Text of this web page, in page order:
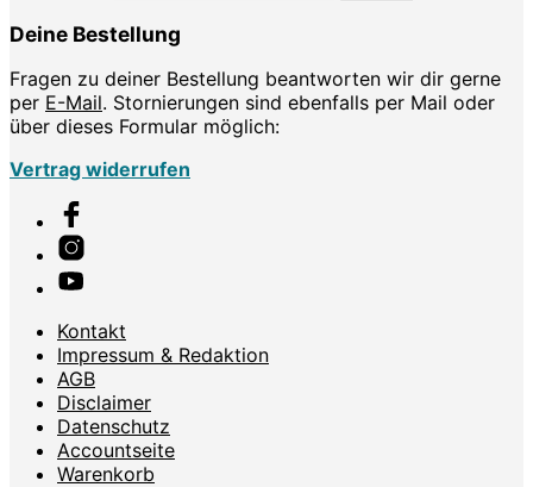
Deine Bestellung
Fragen zu deiner Bestellung beantworten wir dir gerne
per E-Mail. Stornierungen sind ebenfalls per Mail oder
über dieses Formular möglich:
Vertrag widerrufen
Kontakt
Impressum & Redaktion
AGB
Disclaimer
Datenschutz
Accountseite
Warenkorb